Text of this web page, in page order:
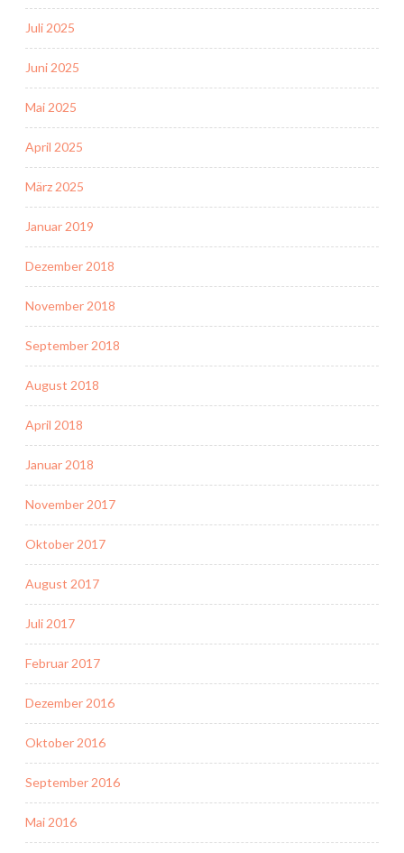
Juli 2025
Juni 2025
Mai 2025
April 2025
März 2025
Januar 2019
Dezember 2018
November 2018
September 2018
August 2018
April 2018
Januar 2018
November 2017
Oktober 2017
August 2017
Juli 2017
Februar 2017
Dezember 2016
Oktober 2016
September 2016
Mai 2016